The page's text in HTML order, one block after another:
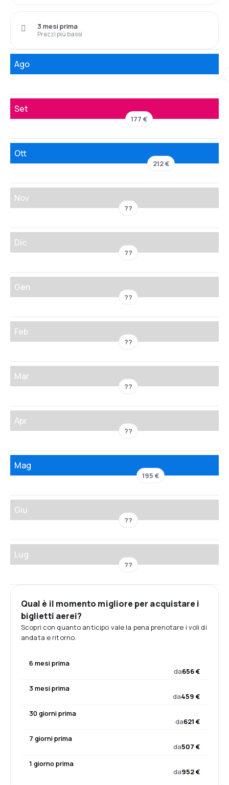
Prezzi più bassi
3 mesi prima
Ago
Set
177 €
Ott
212 €
Nov
??
Dic
??
Gen
??
Feb
??
Mar
??
Apr
??
Mag
195 €
Giu
??
Lug
??
Qual è il momento migliore per acquistare i
biglietti aerei?
Scopri con quanto anticipo vale la pena prenotare i voli di
andata e ritorno.
6 mesi prima
da656 €
3 mesi prima
da459 €
30 giorni prima
da621 €
7 giorni prima
da507 €
1 giorno prima
da952 €